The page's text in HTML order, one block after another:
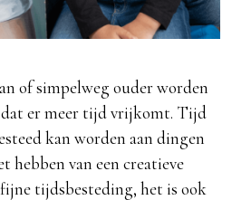
of simpelweg ouder worden
er meer tijd vrijkomt. Tijd
kan worden aan dingen
hebben van een creatieve
tijdsbesteding, het is ook